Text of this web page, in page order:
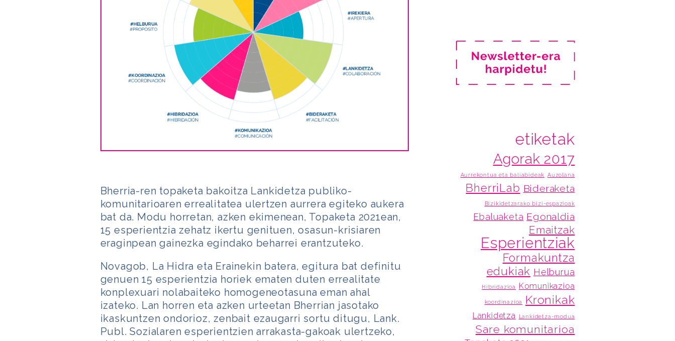
Bherria-ren topaketa bakoitza Lankidetza publiko-
komunitarioaren errealitatea ulertzen aurrera egiteko aukera
bat da. Modu horretan, azken ekimenean, Topaketa 2021ean,
15 esperientzia zehatz ikertu genituen, osasun-krisiaren
eraginpean gainezka egindako beharrei erantzuteko.
Novagob, La Hidra eta Erainekin batera, egitura bat definitu
genuen 15 esperientzia horiek ematen duten errealitate
konplexuari nolabaiteko homogeneotasuna eman ahal
izateko. Lan horren eta azken urteetan Bherrian jasotako
ikaskuntzen ondorioz, zenbait ezaugarri sortu ditugu, Lank.
Publ. Sozialaren esperientzien arrakasta-gakoak ulertzeko,
etiketak
Agorak 2017
Aurrekontua eta baliabideak Auzolana
BherriLab Bideraketa
Bizikidetzarako bizi-espazioak
Ebaluaketa Egonaldia
Emaitzak
Esperientziak
Formakuntza
edukiak Helburua
Hibridazioa Komunikazioa
koordinazioa Kronikak
Lankidetza Lankidetza-modua
Sare komunitarioa